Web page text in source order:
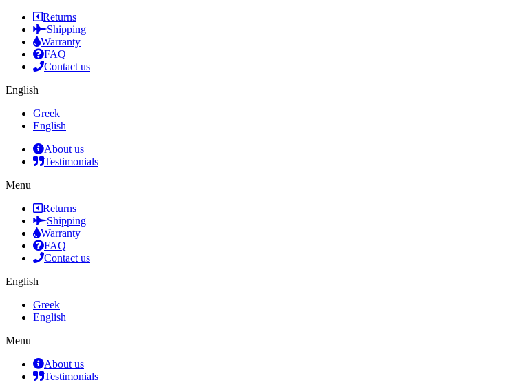
Returns
Shipping
Warranty
FAQ
Contact us
English
Greek
English
About us
Testimonials
Menu
Returns
Shipping
Warranty
FAQ
Contact us
English
Greek
English
Menu
About us
Testimonials